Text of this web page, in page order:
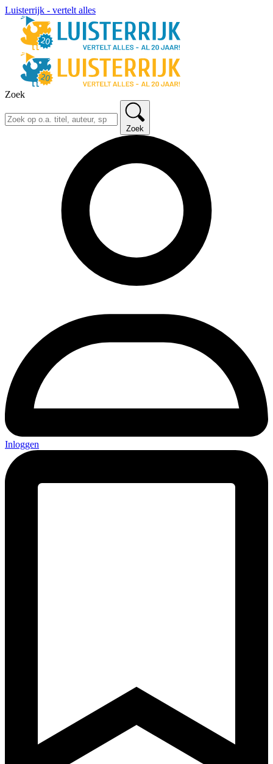
Luisterrijk - vertelt alles
Zoek
Zoek
Inloggen